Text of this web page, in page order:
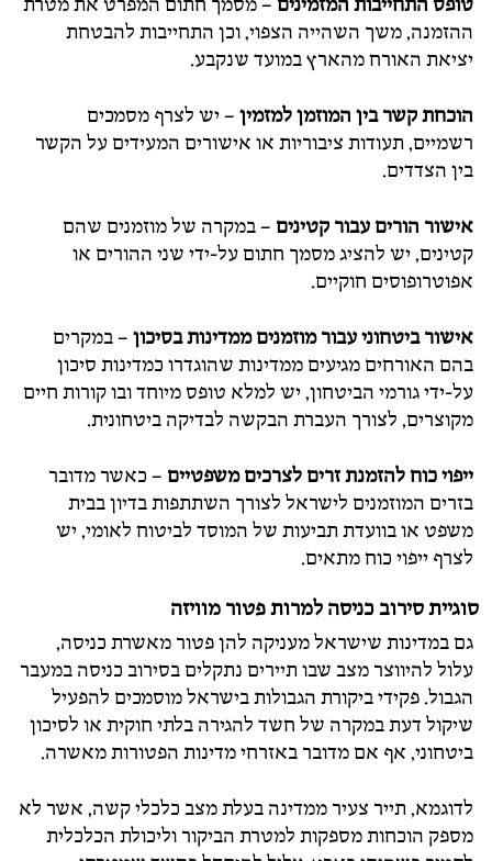
טופס התחייבות המזמינים – מסמך חתום המפרט את מטרת
ההזמנה, משך השהייה הצפוי, וכן התחייבות להבטחת
יציאת האורח מהארץ במועד שנקבע.
הוכחת קשר בין המוזמן למזמין – יש לצרף מסמכים
רשמיים, תעודות ציבוריות או אישורים המעידים על הקשר
בין הצדדים.
אישור הורים עבור קטינים – במקרה של מוזמנים שהם
קטינים, יש להציג מסמך חתום על-ידי שני ההורים או
אפוטרופוסים חוקיים.
אישור ביטחוני עבור מוזמנים ממדינות בסיכון – במקרים
בהם האורחים מגיעים ממדינות שהוגדרו כמדינות סיכון
על-ידי גורמי הביטחון, יש למלא טופס מיוחד ובו קורות חיים
מקוצרים, לצורך העברת הבקשה לבדיקה ביטחונית.
ייפוי כוח להזמנת זרים לצרכים משפטיים – כאשר מדובר
בזרים המוזמנים לישראל לצורך השתתפות בדיון בבית
משפט או בוועדת תביעות של המוסד לביטוח לאומי, יש
לצרף ייפוי כוח מתאים.
סוגיית סירוב כניסה למרות פטור מוויזה
גם במדינות שישראל מעניקה להן פטור מאשרת כניסה,
עלול להיווצר מצב שבו תיירים נתקלים בסירוב כניסה במעבר
הגבול. פקידי ביקורת הגבולות בישראל מוסמכים להפעיל
שיקול דעת במקרה של חשד להגירה בלתי חוקית או לסיכון
ביטחוני, אף אם מדובר באזרחי מדינות הפטורות מאשרה.
לדוגמא, תייר צעיר ממדינה בעלת מצב כלכלי קשה, אשר לא
מספק הוכחות מספקות למטרת הביקור וליכולת הכלכלית